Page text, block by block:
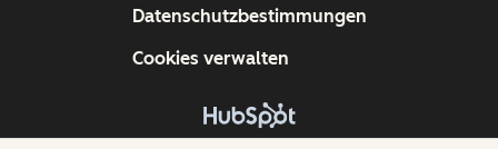
Datenschutzbestimmungen
Cookies verwalten